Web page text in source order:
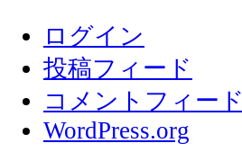
ログイン
投稿フィード
コメントフィード
WordPress.org